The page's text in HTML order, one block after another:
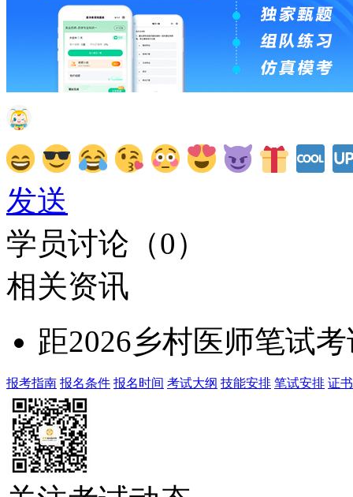
发送
学员讨论（0）
相关资讯
距2026乡村医师笔试
报考指南 报名条件 报名时间 考试大纲 技能安排 笔试安排 证